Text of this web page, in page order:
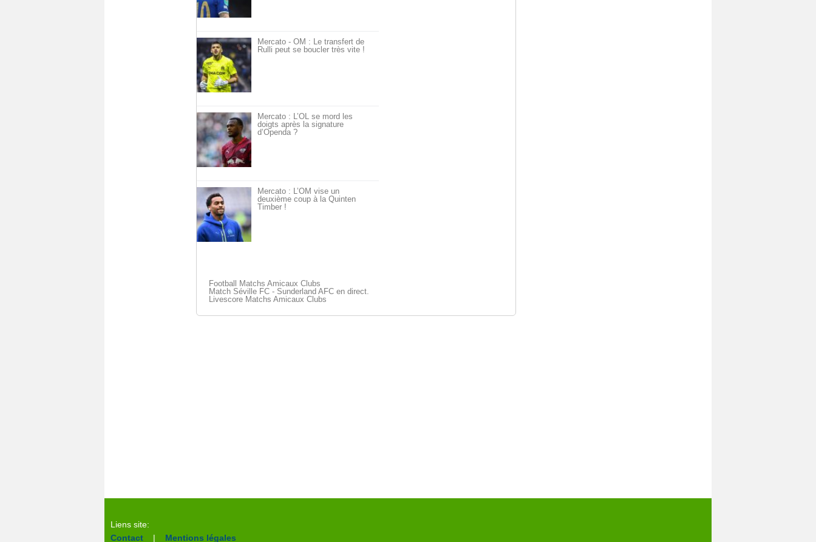
Mercato - OM : Le transfert de
Rulli peut se boucler très vite !
Mercato : L’OL se mord les
doigts après la signature
d’Openda ?
Mercato : L’OM vise un
deuxième coup à la Quinten
Timber !
Football Matchs Amicaux Clubs
Match Séville FC - Sunderland AFC en direct.
Livescore Matchs Amicaux Clubs
Liens site:
Contact | Mentions légales